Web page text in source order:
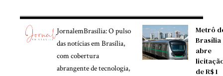
JornalemBrasília: O pulso
das notícias em Brasília,
com cobertura
abrangente de tecnologia,
Metrô
Brasília
abre
de R$ 1